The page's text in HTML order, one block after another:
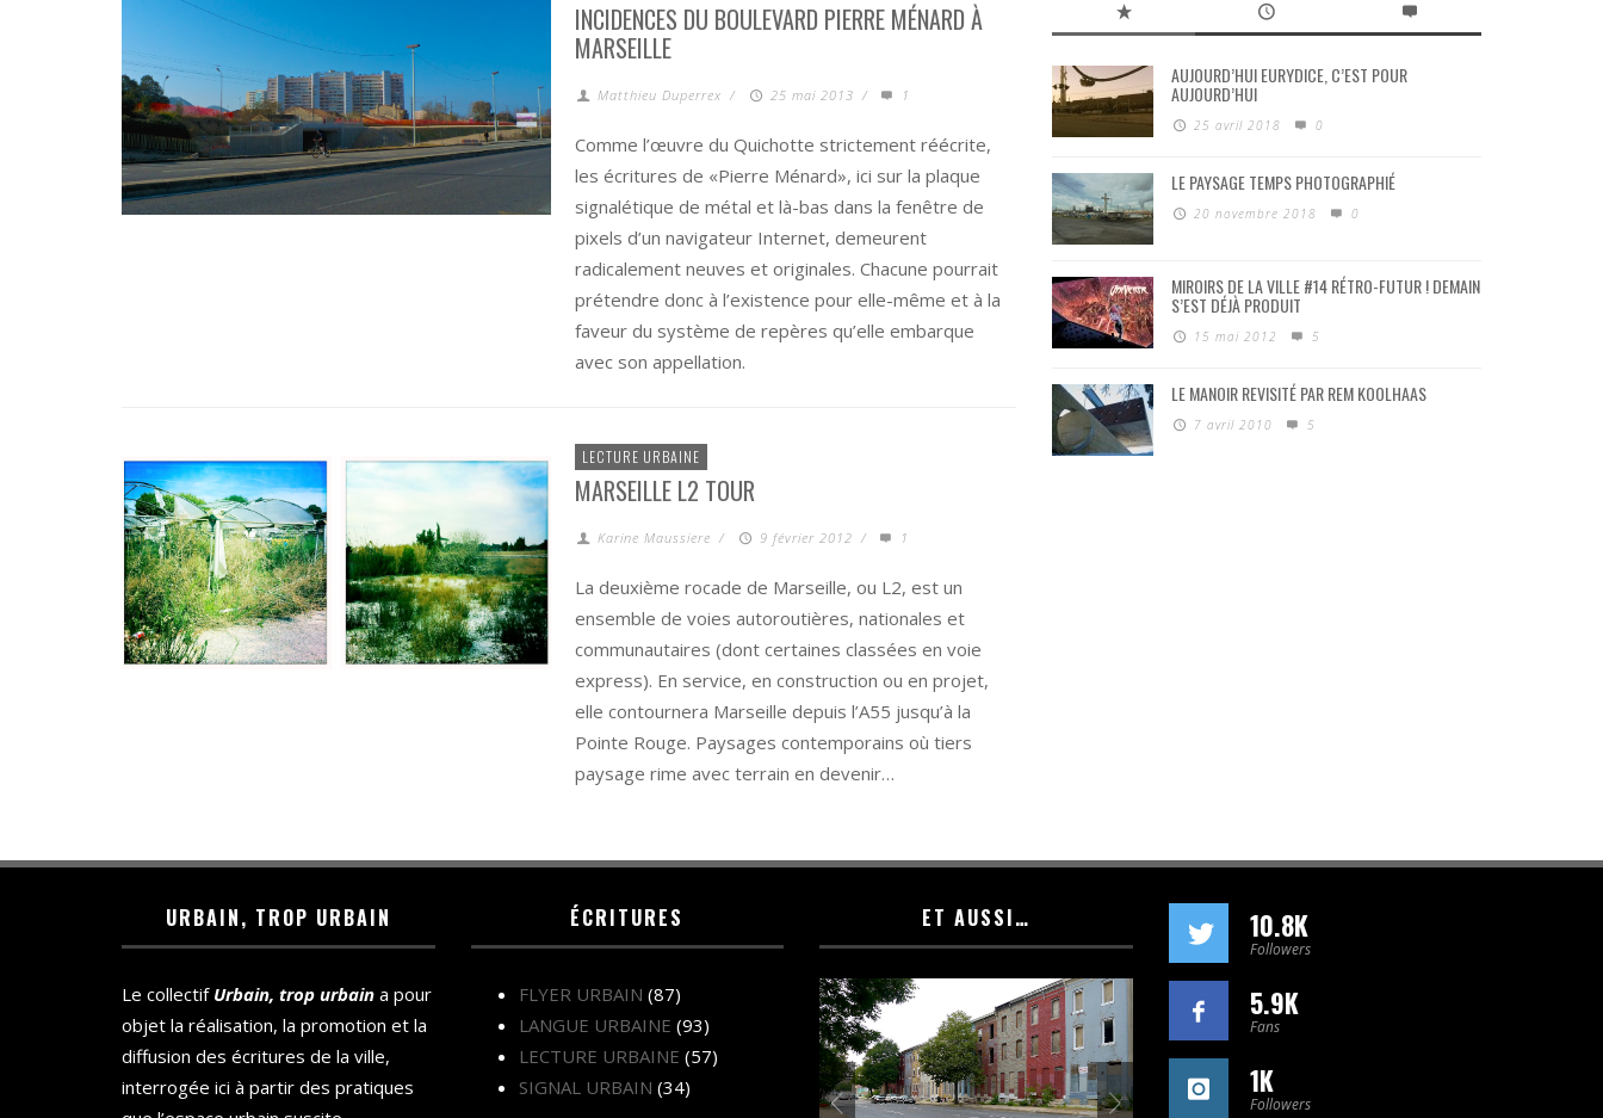
INCIDENCES DU BOULEVARD PIERRE MÉNARD À
MARSEILLE
Matthieu Duperrex / 25 mai 2013 / 1
Comme l’œuvre du Quichotte strictement réécrite,
les écritures de «Pierre Ménard», ici sur la plaque
signalétique de métal et là-bas dans la fenêtre de
pixels d’un navigateur Internet, demeurent
radicalement neuves et originales. Chacune pourrait
prétendre donc à l’existence pour elle-même et à la
faveur du système de repères qu’elle embarque
avec son appellation.
LECTURE URBAINE
MARSEILLE L2 TOUR
Karine Maussiere / 9 février 2012 / 1
La deuxième rocade de Marseille, ou L2, est un
ensemble de voies autoroutières, nationales et
communautaires (dont certaines classées en voie
express). En service, en construction ou en projet,
elle contournera Marseille depuis l’A55 jusqu’à la
Pointe Rouge. Paysages contemporains où tiers
paysage rime avec terrain en devenir…
AUJOURD’HUI EURYDICE, C’EST POUR
AUJOURD’HUI
25 avril 2018 0
LE PAYSAGE TEMPS PHOTOGRAPHIÉ
20 novembre 2018 0
MIROIRS DE LA VILLE #14 RÉTRO-FUTUR ! DEMAIN
S’EST DÉJÀ PRODUIT
15 mai 2012 5
LE MANOIR REVISITÉ PAR REM KOOLHAAS
7 avril 2010 5
URBAIN, TROP URBAIN
Le collectif Urbain, trop urbain a pour
objet la réalisation, la promotion et la
diffusion des écritures de la ville,
interrogée ici à partir des pratiques
ÉCRITURES
FLYER URBAIN (87)
LANGUE URBAINE (93)
LECTURE URBAINE (57)
SIGNAL URBAIN (34)
ET AUSSI… 10.8K
Followers
5.9K
Fans
1K
Followers